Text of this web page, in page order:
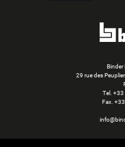
Binder
29 rue des
Tel. +33
Fax.